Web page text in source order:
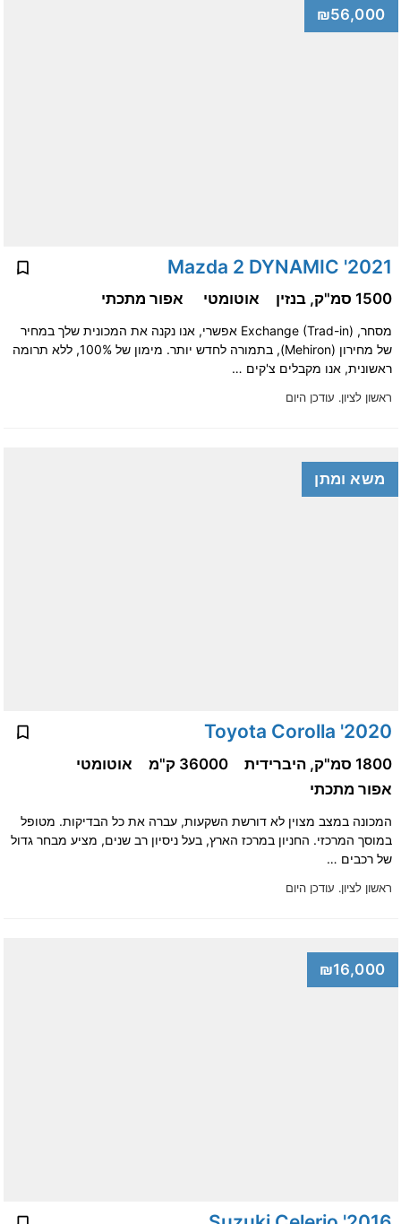
₪56,000
2021' Mazda 2 DYNAMIC
ראשון לציון. עודכן היום
1500 סמ"ק, בנזין אוטומטי אפור מתכתי
מסחר, Exchange (Trad-in) אפשרי, אנו נקנה את המכונית שלך במחיר
של מחירון (Mehiron), בתמורה לחדש יותר. מימון של 100%, ללא תרומה
ראשונית, אנו מקבלים צ'קים …
משא ומתן
2020' Toyota Corolla
ראשון לציון. עודכן היום
1800 סמ"ק, היברידית 36000 ק"מ
אוטומטי
אפור מתכתי
המכונה במצב מצוין לא דורשת השקעות, עברה את כל הבדיקות. מטופל
במוסך המרכזי. החניון במרכז הארץ, בעל ניסיון רב שנים, מציע מבחר גדול
של רכבים …
₪16,000